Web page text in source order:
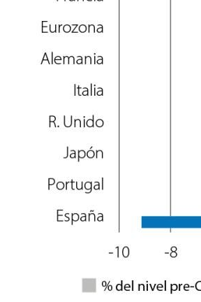
Facebook (opens in a new